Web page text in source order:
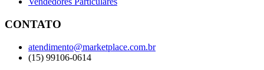
CONTATO
atendimento@marketplace.com.br
(15) 99106-0614